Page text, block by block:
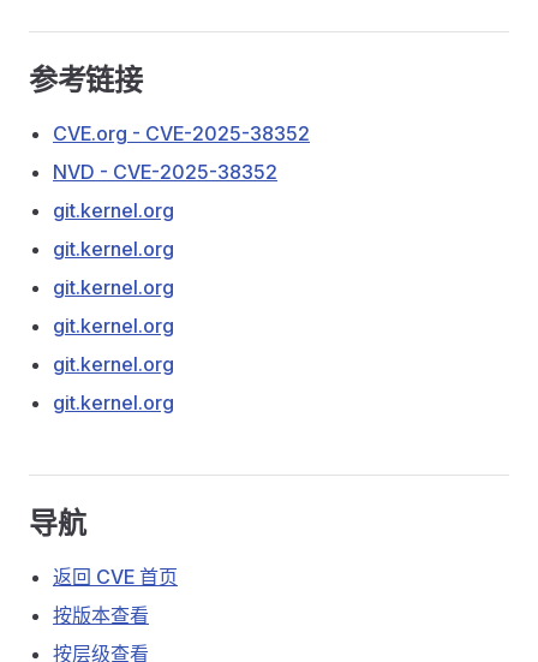
参考链接
CVE.org - CVE-2025-38352
NVD - CVE-2025-38352
git.kernel.org
git.kernel.org
git.kernel.org
git.kernel.org
git.kernel.org
git.kernel.org
导航
返回 CVE 首页
按版本查看
按层级查看